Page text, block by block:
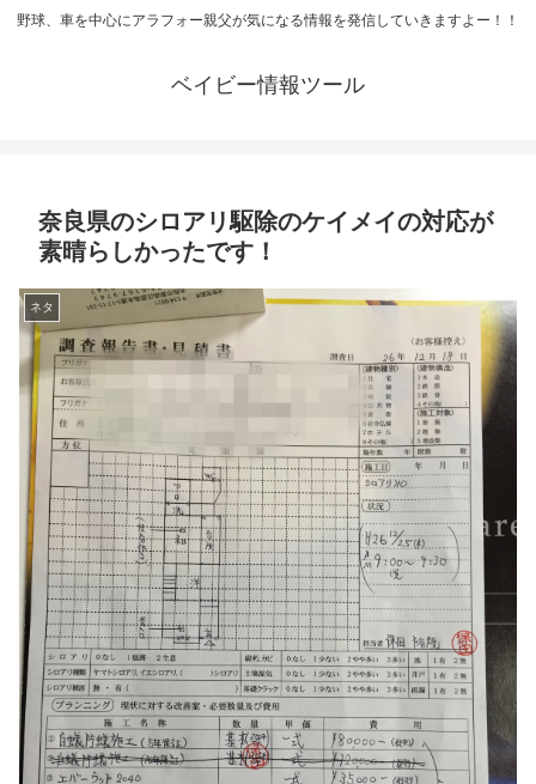
野球、車を中心にアラフォー親父が気になる情報を発信していきますよー！！
ベイビー情報ツール
奈良県のシロアリ駆除のケイメイの対応が
素晴らしかったです！
ネタ